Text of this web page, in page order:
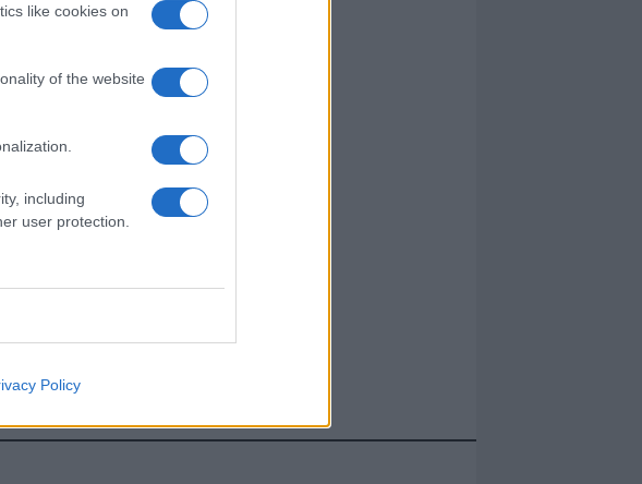
like cookies on
of the website
including
user protection.
Policy